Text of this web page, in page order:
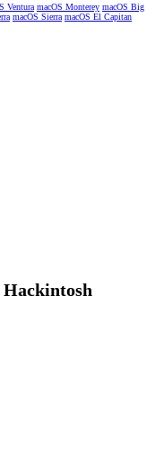
Ventura macOS Monterey macOS Big
macOS Sierra macOS El Capitan
Hackintosh